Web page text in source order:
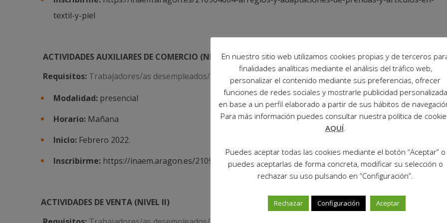
textil-y-piel
ACTIVIDADES AUXILIARES DE COMERCIO (NIVEL I)
Requisitos: Trabajadores/as desempleados/as
Modalidad: presencial
Horario: Mañana
Inicio: Febrero 2022.
Inscribirme: https://inaem.aragon.es/210964007-actividades-auxiliares-de-comercio
ACTIVIDADES DE VENTA (NIVEL II)
En nuestro sitio web utilizamos cookies propias y de terceros
finalidades analíticas mediante el análisis del tráfico web,
personalizar el contenido mediante sus preferencias, ofrecer
funciones de redes sociales y mostrarle publicidad personalizada
en base a un perfil elaborado a partir de sus hábitos de
Para más información puedes consultar nuestra política de
AQUÍ.
Puedes aceptar todas las cookies mediante el botón “Aceptar” o
puedes aceptarlas de forma concreta, modificar su selección o
rechazar su uso pulsando en “Configuración”.
Rechazar Configuración Aceptar